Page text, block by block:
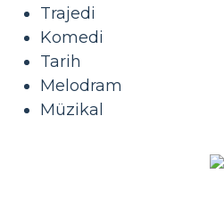
Trajedi
Komedi
Tarih
Melodram
Müzikal